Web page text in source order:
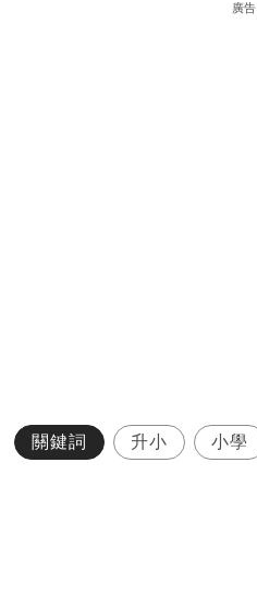
廣告
關鍵詞 升小 小學